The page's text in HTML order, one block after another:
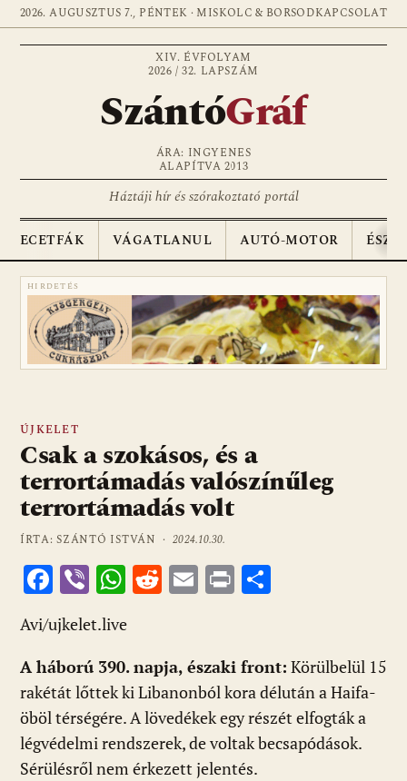
2026. AUGUSZTUS 7., PÉNTEK · MISKOLC & BORSODKAPCSOLAT
XIV. ÉVFOLYAM
2026 / 32. LAPSZÁM
SzántóGráf
ÁRA: INGYENES
ALAPÍTVA 2013
Háztáji hír és szórakoztató portál
ECETFÁK VÁGATLANUL AUTÓ-MOTOR
HIRDETÉS
ÚJKELET
Csak a szokásos, és a
terrortámadás valószínűleg
terrortámadás volt
ÍRTA: SZÁNTÓ ISTVÁN ·2024.10.30.
F
ac
e
b
o
o
k
Vi
b
er
W
at
s
A
p
p
R
di
t
E
l
Pr
m
e
g
Avi/ujkelet.live
A háború 390. napja, északi front: Körülbelül 15
rakétát lőttek ki Libanonból kora délután a Haifa-
öböl térségére. A lövedékek egy részét elfogták a
légvédelmi rendszerek, de voltak becsapódások.
Sérülésről nem érkezett jelentés.